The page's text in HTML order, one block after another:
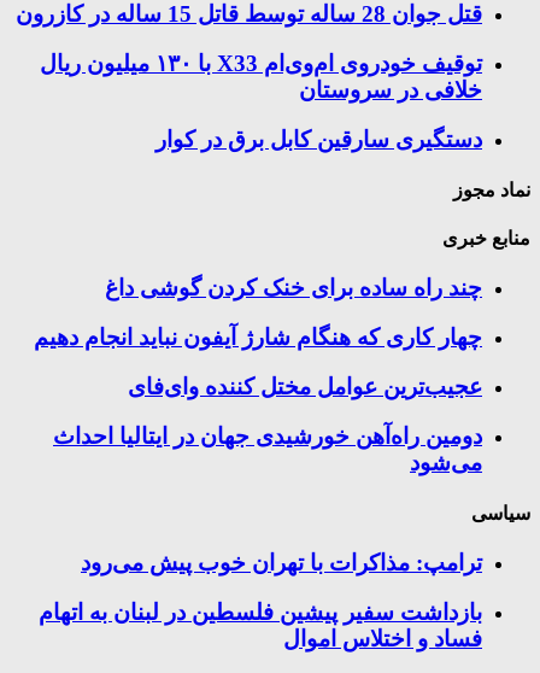
قتل جوان 28 ساله توسط قاتل 15 ساله در کازرون
توقیف خودروی ام‌وی‌ام X33 با ۱۳۰ میلیون ریال
خلافی در سروستان
دستگیری سارقین کابل برق در کوار
نماد مجوز
منابع خبری
چند راه‌ ساده برای خنک کردن گوشی داغ
چهار کاری که هنگام شارژ آیفون نباید انجام دهیم
عجیب‌ترین عوامل مختل کننده وای‌فای
دومین راه‌آهن خورشیدی جهان در ایتالیا احداث
می‌شود
سیاسی
ترامپ: مذاکرات با تهران خوب پیش می‌رود
بازداشت سفیر پیشین فلسطین در لبنان به اتهام
فساد و اختلاس اموال